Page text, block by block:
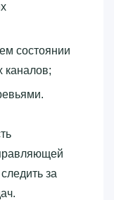
состоянии
каналов;
за